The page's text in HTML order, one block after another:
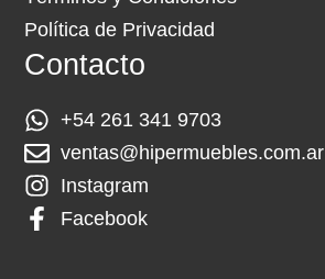
Política de Privacidad
Contacto
+54 261 341 9703
ventas@hipermuebles.com.ar
Instagram
Facebook